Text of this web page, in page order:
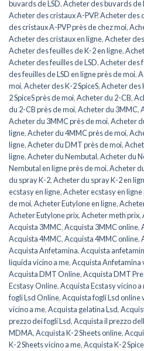
buvards de LSD,Acheter des buvards de
Acheter des cristaux A-PVP,Acheter des
des cristaux A-PVP près de chez moi,
Acheter des cristaux en ligne,Acheter
Acheter des feuilles de K-2 en ligne,
Acheter des feuilles de LSD,Acheter des
des feuilles de LSD en ligne près de moi,
moi,Acheter des K-2 SpiceS,Acheter des
2 SpiceS près de moi,Acheter du 2-CB,
du 2-CB près de moi,Acheter du 3MMC,
Acheter du 3MMC près de moi,Acheter
ligne,Acheter du 4MMC près de moi,
ligne,Acheter du DMT près de moi,
ligne,Acheter du Nembutal,Acheter du
Nembutal en ligne près de moi,Acheter
du spray K-2,Acheter du spray K-2 en
ecstasy en ligne,Acheter ecstasy en
de moi,Acheter Eutylone en ligne,
Acheter Eutylone prix,Acheter meth prix,
Acquista 3MMC,Acquista 3MMC online,
Acquista 4MMC,Acquista 4MMC online,
Acquista Anfetamina,Acquista
liquida vicino a me,Acquista Anfetamina
Acquista DMT Online,Acquista DMT
Ecstasy Online,Acquista Ecstasy vicino a
fogli Lsd Online,Acquista fogli Lsd online
vicino a me,Acquista gelatina Lsd,
prezzo dei fogli Lsd,Acquista il prezzo
MDMA,Acquista K-2 Sheets online,
K-2 Sheets vicino a me,Acquista K-2